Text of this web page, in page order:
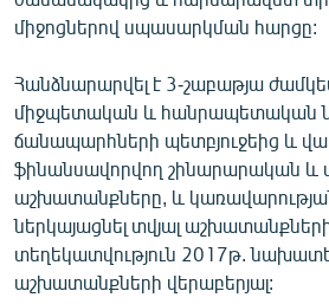
միջոցներով սպասարկման հարցը:
Հանձնարարվել է 3-շաբաթյա
միջպետական և հանրապետական
ճանապարհների պետբյուջեից և
ֆինանսավորվող շինարարական և
աշխատանքները, և
ներկայացնել տվյալ
տեղեկատվություն 2017թ.
աշխատանքների վերաբերյալ: